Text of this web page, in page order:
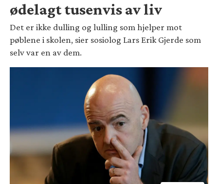
ødelagt tusenvis av liv
Det er ikke dulling og lulling som hjelper mot
pøblene i skolen, sier sosiolog Lars Erik Gjerde som
selv var en av dem.